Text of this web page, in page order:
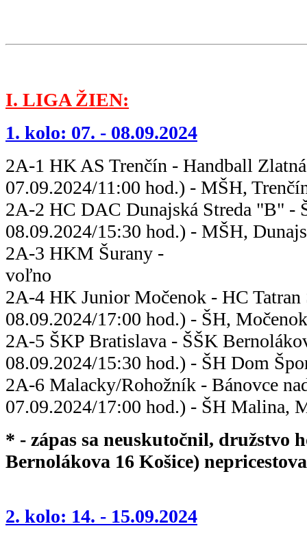
I. LIGA ŽIEN:
1. kolo: 07. - 08.09.2024
2A-1 HK AS Trenčín - Handball
07.09.2024/11:00 hod.) - MŠH,
2A-2 HC DAC Dunajská Streda "B" -
08.09.2024/15:30 hod.) - MŠH,
2A-3 HKM Šurany -
voľno
2A-4 HK Junior Močenok - HC
08.09.2024/17:00 hod.) - ŠH,
2A-5 ŠKP Bratislava - ŠŠK
08.09.2024/15:30 hod.) - ŠH Dom
2A-6 Malacky/Rohožník -
07.09.2024/17:00 hod.) - ŠH Malina,
* - zápas sa neuskutočnil, družstvo
Bernolákova 16 Košice)
2. kolo: 14. - 15.09.2024